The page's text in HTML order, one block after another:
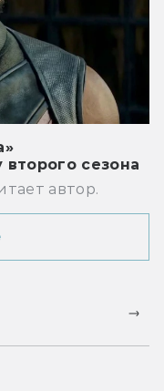
сезона
автор.